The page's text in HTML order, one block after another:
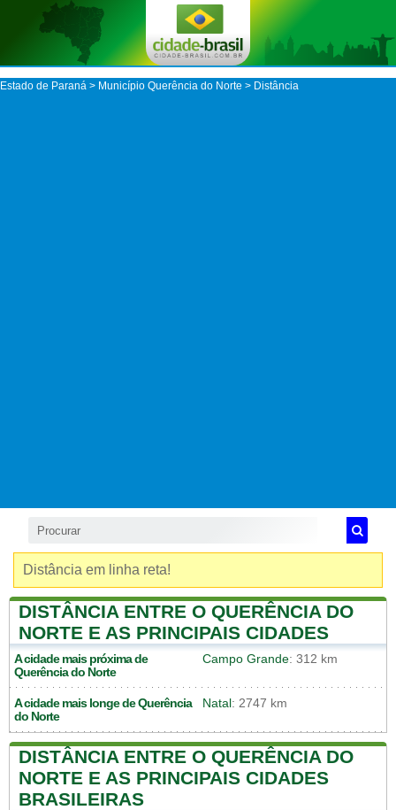
Estado de Paraná > Município Querência do Norte > Distância
Distância em linha reta!
DISTÂNCIA ENTRE O QUERÊNCIA DO
NORTE E AS PRINCIPAIS CIDADES
A cidade mais próxima de
Querência do Norte
Campo Grande: 312 km
A cidade mais longe deQuerência
do Norte
Natal : 2747 km
DISTÂNCIA ENTRE O QUERÊNCIA DO
NORTE E AS PRINCIPAIS CIDADES
BRASILEIRAS